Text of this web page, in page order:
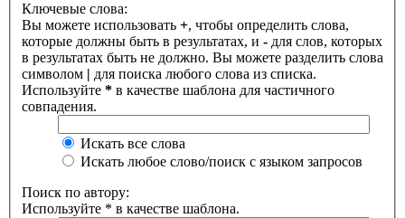
Ключевые слова:
Вы можете использовать +, чтобы определить слова,
которые должны быть в результатах, и - для слов, которых
в результатах быть не должно. Вы можете разделить слова
символом | для поиска любого слова из списка.
Используйте * в качестве шаблона для частичного
совпадения.
Искать все слова
Искать любое слово/поиск с языком запросов
Поиск по автору:
Используйте * в качестве шаблона.